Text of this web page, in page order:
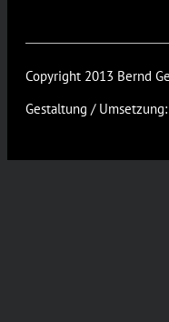
Copyright 2013 Bernd
Gestaltung / Umsetzung: